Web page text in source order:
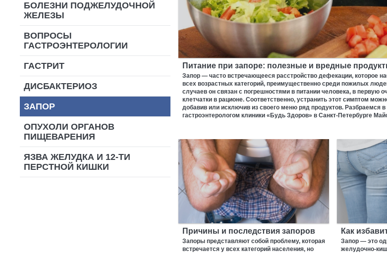
БОЛЕЗНИ ПОДЖЕЛУДОЧНОЙ
ЖЕЛЕЗЫ
ВОПРОСЫ
ГАСТРОЭНТЕРОЛОГИИ
ГАСТРИТ
ДИСБАКТЕРИОЗ
ЗАПОР
ОПУХОЛИ ОРГАНОВ
ПИЩЕВАРЕНИЯ
ЯЗВА ЖЕЛУДКА И 12-ТИ
ПЕРСТНОЙ КИШКИ
Питание при запоре: полезные и вредные
Запор — часто встречающееся расстройство дефекации, которое
всех возрастных категорий, преимущественно среди пожилых
случаев он связан с погрешностями в питании человека, в первую
клетчатки в рационе. Соответственно, устранить этот симптом
добавив или исключив из своего меню ряд продуктов. Разбраемся
гастроэнтерологом клиники «Будь Здоров» в Санкт-Петербурге
Причины и последствия запоров
Запоры представляют собой проблему, которая
встречается у всех категорий населения, но
Как
Запор — это
желудочно-